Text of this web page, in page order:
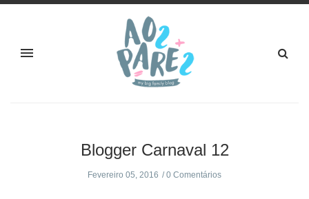
Blogger Carnaval 12
Fevereiro 05, 2016 0 Comentários